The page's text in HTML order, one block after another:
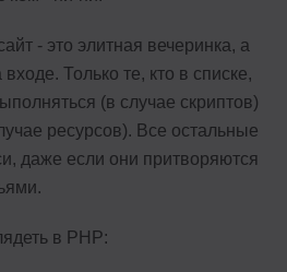
- это элитная вечеринка, а
Только те, кто в списке,
(в случае скриптов)
ресурсов). Все остальные
даже если они притворяются
в PHP: